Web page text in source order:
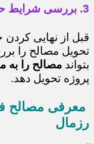
3. بررسی شرایط حمل ونقل و زمان تحویل
قبل از نهایی
تحویل مصالح را
بتواند مصالح را به
پروژه تحویل دهد.
معرفی مصالح
رزمال